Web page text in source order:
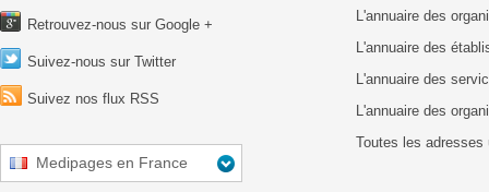
Retrouvez-nous sur Google +
Suivez-nous sur Twitter
Suivez nos flux RSS
Medipages en France
L'annuaire des
L'annuaire des
L'annuaire des
L'annuaire des
Toutes les adresses